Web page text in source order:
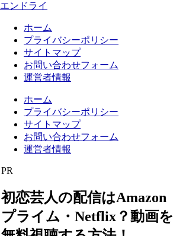
エンドライ
ホーム
プライバシーポリシー
サイトマップ
お問い合わせフォーム
運営者情報
ホーム
プライバシーポリシー
サイトマップ
お問い合わせフォーム
運営者情報
PR
初恋芸人の配信はAmazon
プライム・Netflix？動画を